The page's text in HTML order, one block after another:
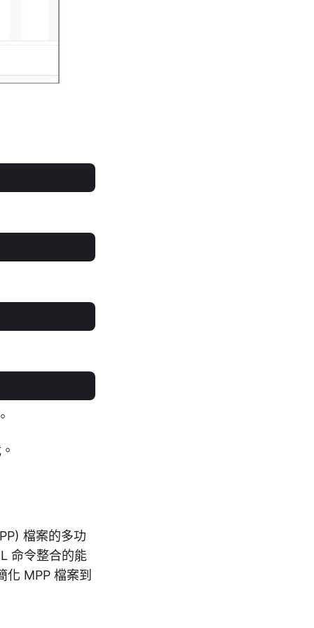
檔案的多功
命令整合的能
MPP 檔案到